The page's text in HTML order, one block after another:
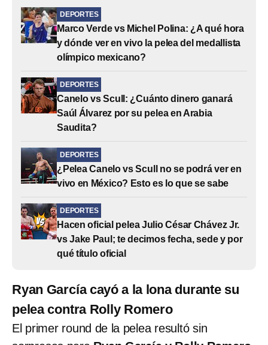
DEPORTES
Marco Verde vs Michel Polina: ¿A qué hora
y dónde ver en vivo la pelea del medallista
olímpico mexicano?
DEPORTES
Canelo vs Scull: ¿Cuánto dinero ganará
Saúl Álvarez por su pelea en Arabia
Saudita?
DEPORTES
¿Pelea Canelo vs Scull no se podrá ver en
vivo en México? Esto es lo que se sabe
DEPORTES
Hacen oficial pelea Julio César Chávez Jr.
vs Jake Paul; te decimos fecha, sede y por
qué título oficial
Ryan García cayó a la lona durante su
pelea contra Rolly Romero
El primer round de la pelea resultó sin